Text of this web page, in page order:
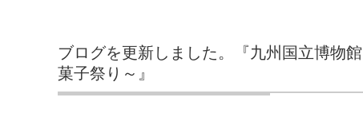
ブログを更新しました。『九州国立博物
菓子祭り～』